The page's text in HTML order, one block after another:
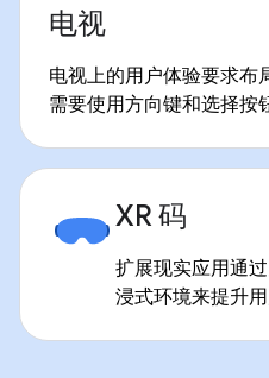
电视
电视上的用户体验要求布
需要使用方向键和选择按
XR 码
扩展现实应用通
浸式环境来提升用